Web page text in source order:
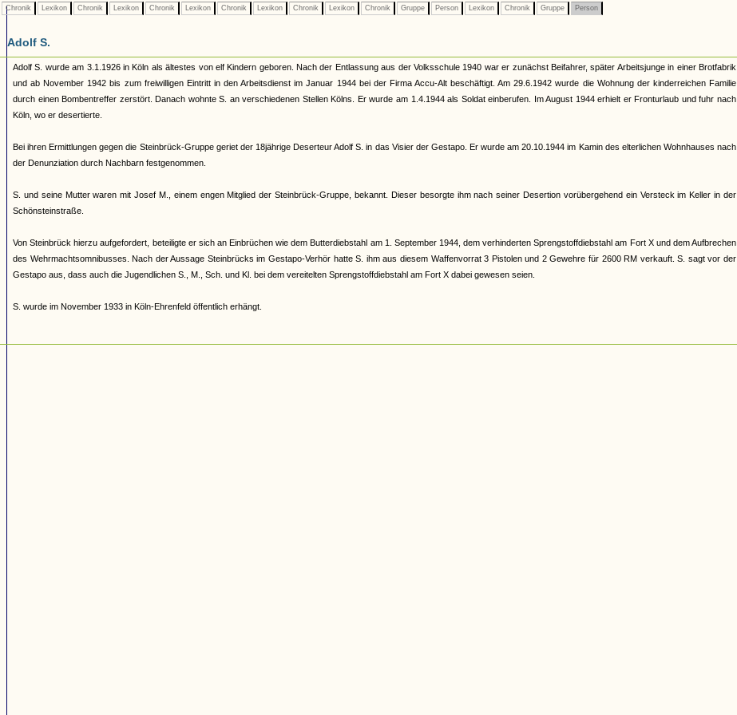
Chronik Lexikon Chronik Lexikon Chronik Lexikon Chronik Lexikon Chronik Lexikon Chronik Gruppe Person Lexikon Chronik Gruppe Person
Adolf S.
Adolf S. wurde am 3.1.1926 in Köln als ältestes von elf Kindern geboren. Nach der Entlassung aus der Volksschule 1940 war er zunächst Beifahrer, später Arbeitsjunge in einer Brotfabrik
und ab November 1942 bis zum freiwilligen Eintritt in den Arbeitsdienst im Januar 1944 bei der Firma Accu-Alt beschäftigt. Am 29.6.1942 wurde die Wohnung der kinderreichen Familie
durch einen Bombentreffer zerstört. Danach wohnte S. an verschiedenen Stellen Kölns. Er wurde am 1.4.1944 als Soldat einberufen. Im August 1944 erhielt er Fronturlaub und fuhr nach
Köln, wo er desertierte.
Bei ihren Ermittlungen gegen die Steinbrück-Gruppe geriet der 18jährige Deserteur Adolf S. in das Visier der Gestapo. Er wurde am 20.10.1944 im Kamin des elterlichen Wohnhauses nach
der Denunziation durch Nachbarn festgenommen.
S. und seine Mutter waren mit Josef M., einem engen Mitglied der Steinbrück-Gruppe, bekannt. Dieser besorgte ihm nach seiner Desertion vorübergehend ein Versteck im Keller in der
Schönsteinstraße.
Von Steinbrück hierzu aufgefordert, beteiligte er sich an Einbrüchen wie dem Butterdiebstahl am 1. September 1944, dem verhinderten Sprengstoffdiebstahl am Fort X und dem Aufbrechen
des Wehrmachtsomnibusses. Nach der Aussage Steinbrücks im Gestapo-Verhör hatte S. ihm aus diesem Waffenvorrat 3 Pistolen und 2 Gewehre für 2600 RM verkauft. S. sagt vor der
Gestapo aus, dass auch die Jugendlichen S., M., Sch. und Kl. bei dem vereitelten Sprengstoffdiebstahl am Fort X dabei gewesen seien.
S. wurde im November 1933 in Köln-Ehrenfeld öffentlich erhängt.